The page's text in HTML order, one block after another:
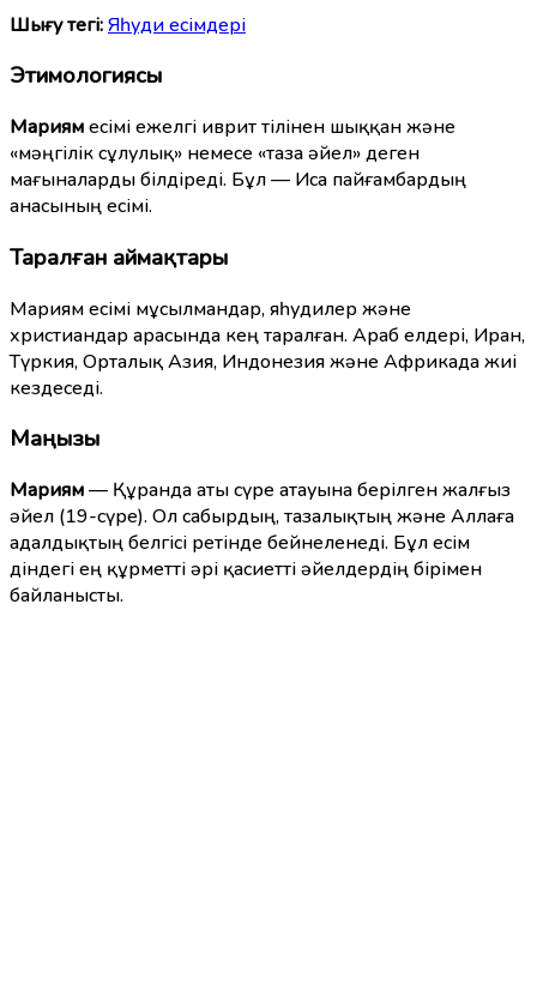
Шығу тегі:Яһуди есімдері
Этимологиясы
Мариямесімі ежелгі иврит тілінен шыққан және
«мәңгілік сұлулық» немесе «таза әйел» деген
мағыналарды білдіреді. Бұл — Иса пайғамбардың
анасының есімі.
Таралған аймақтары
Мариям есімі мұсылмандар, яһудилер және
христиандар арасында кең таралған. Араб елдері, Иран,
Түркия, Орталық Азия, Индонезия және Африкада жиі
кездеседі.
Маңызы
Мариям— Құранда аты сүре атауына берілген жалғыз
әйел (19-сүре). Ол сабырдың, тазалықтың және Аллаға
адалдықтың белгісі ретінде бейнеленеді. Бұл есім
діндегі ең құрметті әрі қасиетті әйелдердің бірімен
байланысты.